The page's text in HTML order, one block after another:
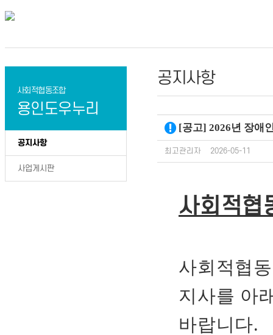
사회적협동조합
용인도우누리
공지사항
사업게시판
공지사항
[공고] 2026년 장애
최고관리자 2026-05-11
사회적협
사회적협
지사를 아
바랍니다.